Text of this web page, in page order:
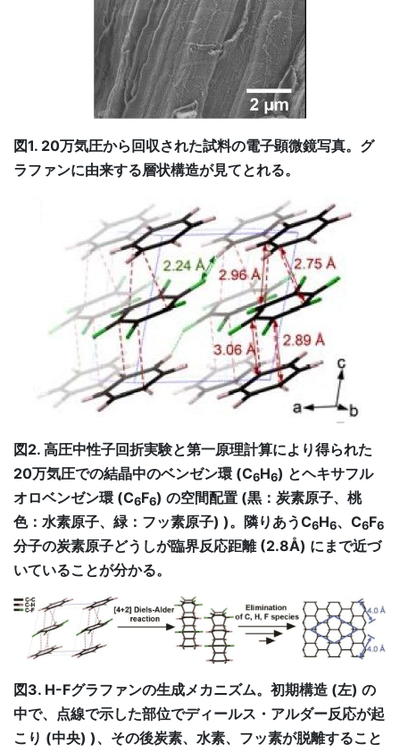
図1. 20万気圧から回収された試料の電子顕微鏡写真。グ
ラファンに由来する層状構造が見てとれる。
図2. 高圧中性子回折実験と第一原理計算により得られた
20万気圧での結晶中のベンゼン環 (C6H6) とヘキサフル
オロベンゼン環 (C6F6) の空間配置 (黒：炭素原子、桃
色：水素原子、緑：フッ素原子) )。隣りあうC6H6、C6F6
分子の炭素原子どうしが臨界反応距離 (2.8Å) にまで近づ
いていることが分かる。
図3. H-Fグラファンの生成メカニズム。初期構造 (左) の
中で、点線で示した部位でディールス・アルダー反応が起
こり (中央) )、その後炭素、水素、フッ素が脱離すること